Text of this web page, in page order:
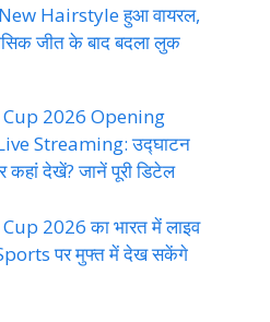
Hairstyle हुआ वायरल,
जीत के बाद बदला लुक
2026 Opening
Streaming: उद्घाटन
कहां देखें? जानें पूरी डिटेल
2026 का भारत में लाइव
पर मुफ्त में देख सकेंगे